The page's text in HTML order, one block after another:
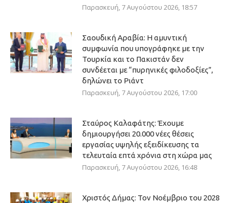
Παρασκευή, 7 Αυγούστου 2026, 18:57
Σαουδική Αραβία: Η αμυντική
συμφωνία που υπογράφηκε με την
Τουρκία και το Πακιστάν δεν
συνδέεται με “πυρηνικές φιλοδοξίες”,
δηλώνει το Ριάντ
Παρασκευή, 7 Αυγούστου 2026, 17:00
Σταύρος Καλαφάτης: Έχουμε
δημιουργήσει 20.000 νέες θέσεις
εργασίας υψηλής εξειδίκευσης τα
τελευταία επτά χρόνια στη χώρα μας
Παρασκευή, 7 Αυγούστου 2026, 16:48
Χριστός Δήμας: Τον Νοέμβριο του 2028